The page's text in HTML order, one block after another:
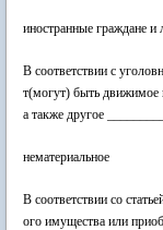
иностранные граждане и
В соответствии с
т(могут) быть движимое
а также другое
нематериальное
В соответствии со
ого имущества или